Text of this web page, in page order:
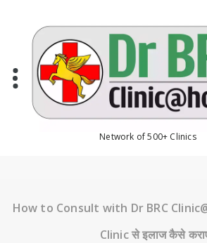
content
Network of 500+ Clinics
How to Consult with Dr BRC
Clinic से इलाज कैसे